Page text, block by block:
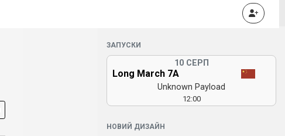
ЗАПУСКИ
10 СЕРП
Long March 7A
Unknown Payload
12:00
НОВИЙ ДИЗАЙН